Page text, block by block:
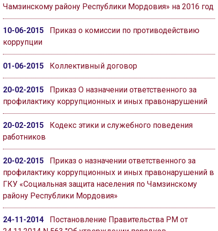
Чамзинскому району Республики Мордовия» на 2016 год
10-06-2015
Приказ о комиссии по противодействию
коррупции
01-06-2015 Коллективный договор
20-02-2015
Приказ О назначении ответственного за
профилактику коррупционных и иных правонарушений
20-02-2015
Кодекс этики и служебного поведения
работников
20-02-2015
Приказ о назначении ответственного за
профилактику коррупционных и иных правонарушений в
ГКУ «Социальная защита населения по Чамзинскому
району Республики Мордовия»
24-11-2014
Постановление Правительства РМ от